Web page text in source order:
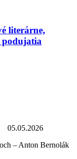
literárne,
podujatia
05.05.2026
– Anton Bernolák